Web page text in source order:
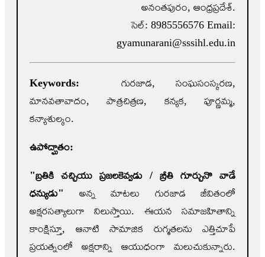
అనంతపురం, ఆంధ్రప్రదేశ్.
సెల్: 8985556576 Email:
gyamunarani@sssihl.edu.in
Keywords: గురజాడ, సంఘసంస్కరణ,
మానవతావాదం, పాత్రచిత్రణ, కన్యక, పూర్ణమ్మ,
కన్యాశుల్కం.
ఉపోద్ఘాతం:
"బ్రతికి చచ్చియు ప్రజలకెవ్వడు / బ్రీతి గూర్చునొ వాడే
ధన్యుడు" అన్న మాటలు గురజాడ జీవితంలో
అక్షరసత్యాలుగా నిలుస్తాయి. ఈయన సమాజహితాన్ని
కాంక్షిస్తూ, ఆనాటి సామాజిక రుగ్మతలను ఎత్తిచూపే
ప్రయత్నంలో అక్షరాన్ని ఆయుధంగా మలుచుకున్నారు.